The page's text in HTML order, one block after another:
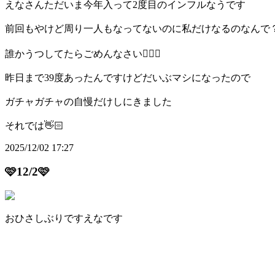
えなさんただいま今年入って2度目のインフルなうです
前回もやけど周り一人もなってないのに私だけなるのなんで
誰かうつしてたらごめんなさい🙇🏻‍♀️
昨日まで39度あったんですけどだいぶマシになったので
ガチャガチャの自慢だけしにきました
それでは👋🏻
2025/12/02 17:27
🩷12/2🩷
おひさしぶりですえなです